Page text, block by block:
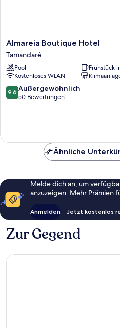
Almareia
Boutique
Hotel
Tamandaré
Almareia Boutique Hotel
Tamandaré
Pool
Frühstück
Kostenloses WLAN
9.6
von
9,6 Außergewöhnlich
50 Bewertungen
Ähnliche
Melde dich an, um
anzuzeigen. Mehr Prämien
Anmelden Jetzt kostenlos
Zur Gegend